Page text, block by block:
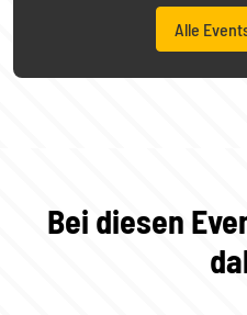
Alle
Bei diesen